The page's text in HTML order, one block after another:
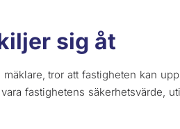
sig åt
tror att fastigheten kan
fastighetens säkerhetsvärde,